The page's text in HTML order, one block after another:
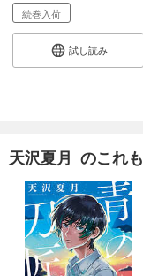
続巻入荷
試し読み
天沢夏月 のこれ